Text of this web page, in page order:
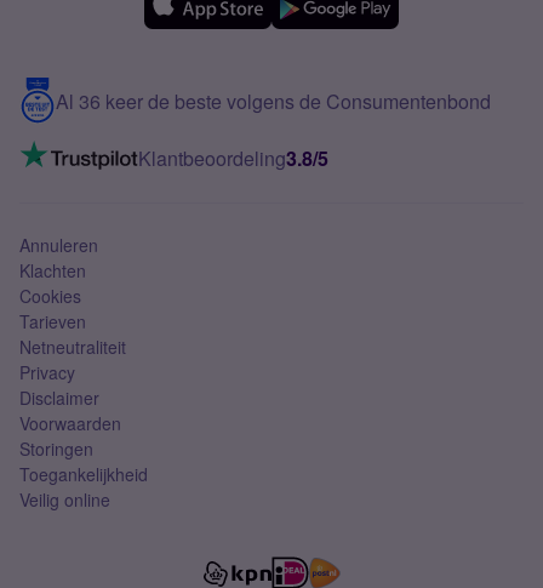
Meerdere nummers
5G internet
Mobiel internet
Mobiel abonnement
Contact
VoLTE 4G bellen
Al 36 keer de beste volgens de Consumentenbond
Klantbeoordeling3.8/5
Annuleren
Klachten
Cookies
Tarieven
Netneutraliteit
Privacy
Disclaimer
Voorwaarden
Storingen
Toegankelijkheid
Veilig online